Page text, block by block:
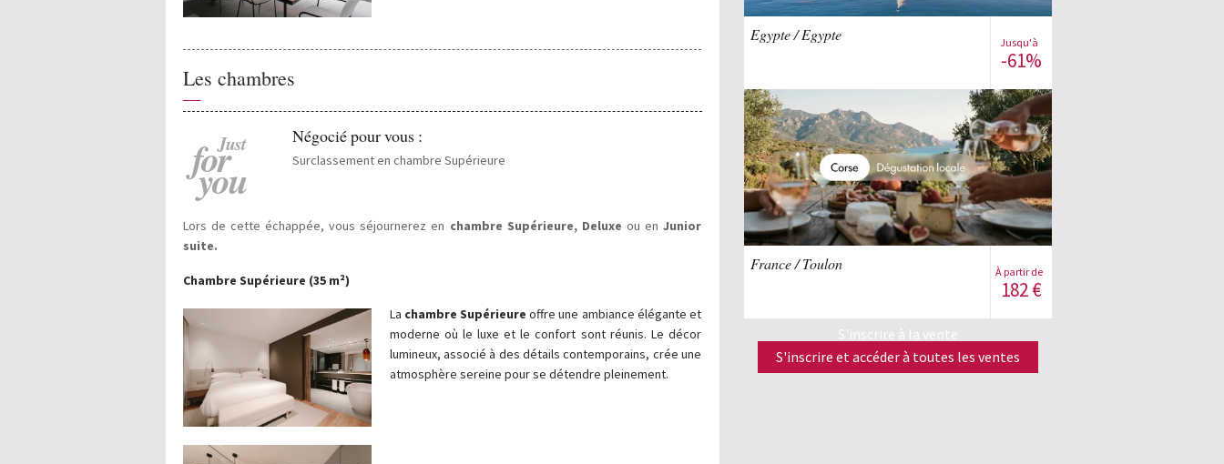
Les chambres
—
Just
for
you
Négocié pour vous :
Surclassement en chambre Supérieure
Lors de cette échappée, vous séjournerez en chambre Supérieure, Deluxe ou en Junior
suite.
Chambre Supérieure (35 m²)
La chambre Supérieure offre une ambiance élégante et
moderne où le luxe et le confort sont réunis. Le décor
lumineux, associé à des détails contemporains, crée une
atmosphère sereine pour se détendre pleinement.
Egypte / Egypte Jusqu'à
-61%
S'inscrire à la vente
Voir la vente
France / Toulon À partir de
182€
S'inscrire à la vente
S'inscrire et accéder à toutes les ventes